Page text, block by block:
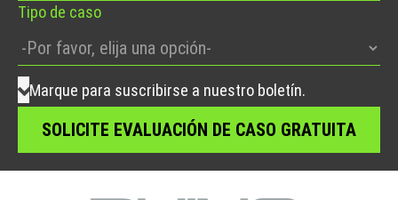
Tipo de caso
Marque para suscribirse a nuestro boletín.